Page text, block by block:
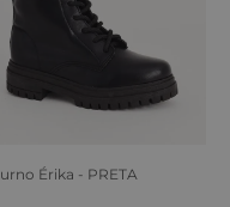
Érika - PRETA